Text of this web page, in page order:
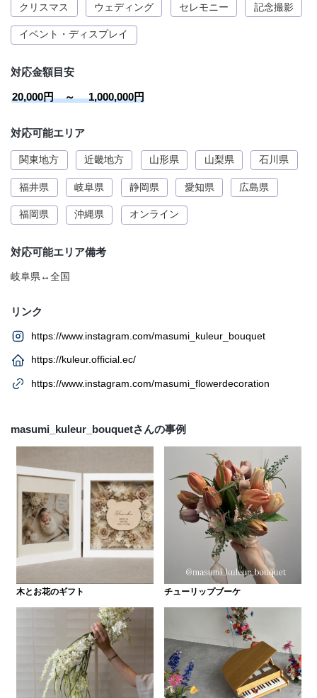
クリスマス ウェディング セレモニー 記念撮影
イベント・ディスプレイ
対応金額目安
20,000円 ～ 1,000,000円
対応可能エリア
関東地方 近畿地方 山形県 山梨県 石川県
福井県 岐阜県 静岡県 愛知県 広島県
福岡県 沖縄県 オンライン
対応可能エリア備考
岐阜県↔︎全国
リンク
https://www.instagram.com/masumi_kuleur_bouquet
https://kuleur.official.ec/
https://www.instagram.com/masumi_flowerdecoration
masumi_kuleur_bouquetさんの事例
木とお花のギフト チューリップブーケ